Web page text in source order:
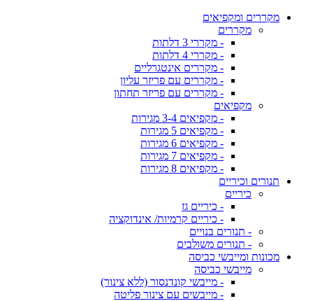
מקררים ומקפיאים
מקררים
- מקררי 3 דלתות
- מקררי 4 דלתות
- מקררים אינטגרליים
- מקררים עם פריזר עליון
- מקררים עם פריזר תחתון
מקפיאים
- מקפיאים 3-4 מגירות
- מקפיאים 5 מגירות
- מקפיאים 6 מגירות
- מקפיאים 7 מגירות
- מקפיאים 8 מגירות
תנורים וכיריים
כיריים
- כיריים גז
- כיריים קרמיות/ אינדוקציה
- תנורים בנויים
- תנורים משולבים
מכונות ומייבשי כביסה
מייבשי כביסה
- מייבשי קונדנסור (ללא צינור)
- מייבשים עם צינור פליטה